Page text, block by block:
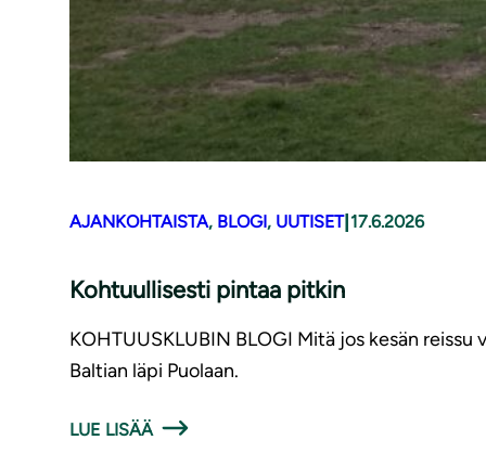
AJANKOHTAISTA, BLOGI, UUTISET| 17.6.2026
Kohtuullisesti pintaa pitkin
KOHTUUSKLUBIN BLOGI Mitä jos kesän
Baltian läpi Puolaan.
LUE LISÄÄ